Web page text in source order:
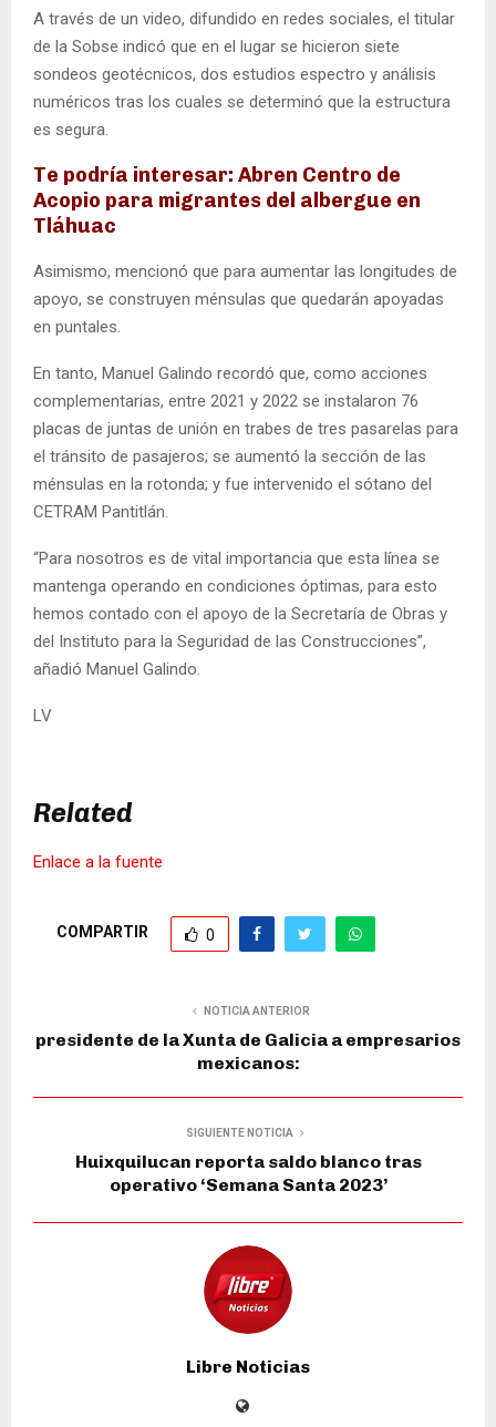
A través de un video, difundido en redes sociales, el titular
de la Sobse indicó que en el lugar se hicieron siete
sondeos geotécnicos, dos estudios espectro y análisis
numéricos tras los cuales se determinó que la estructura
es segura.
Te podría interesar: Abren Centro de
Acopio para migrantes del albergue en
Tláhuac
Asimismo, mencionó que para aumentar las longitudes de
apoyo, se construyen ménsulas que quedarán apoyadas
en puntales.
En tanto, Manuel Galindo recordó que, como acciones
complementarias, entre 2021 y 2022 se instalaron 76
placas de juntas de unión en trabes de tres pasarelas para
el tránsito de pasajeros; se aumentó la sección de las
ménsulas en la rotonda; y fue intervenido el sótano del
CETRAM Pantitlán.
“Para nosotros es de vital importancia que esta línea se
mantenga operando en condiciones óptimas, para esto
hemos contado con el apoyo de la Secretaría de Obras y
del Instituto para la Seguridad de las Construcciones”,
añadió Manuel Galindo.
LV
Related
Enlace a la fuente
COMPARTIR 0
NOTICIA ANTERIOR
presidente de la Xunta de Galicia a empresarios
mexicanos:
SIGUIENTE NOTICIA
Huixquilucan reporta saldo blanco tras
operativo ‘Semana Santa 2023’
Libre Noticias